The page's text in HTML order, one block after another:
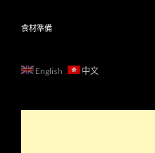
食材準備
English 中文